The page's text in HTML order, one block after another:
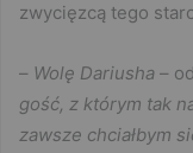
zwycięzcą tego
– Wolę Dariusha –
gość, z którym tak
zawsze chciałbym